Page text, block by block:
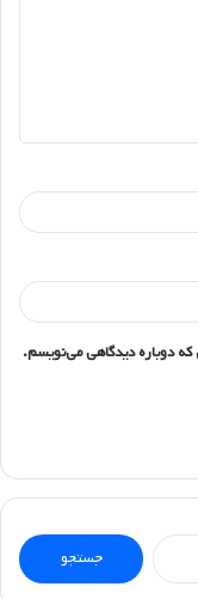
که دوباره دیدگاهی می‌نویسم.
جستجو
برای: